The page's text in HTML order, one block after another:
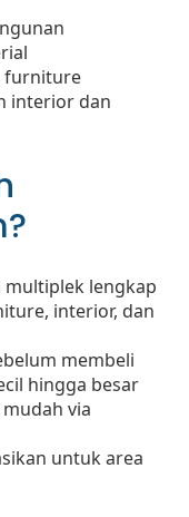
furniture
interior dan
lengkap
interior, dan
membeli
hingga besar
via
untuk area